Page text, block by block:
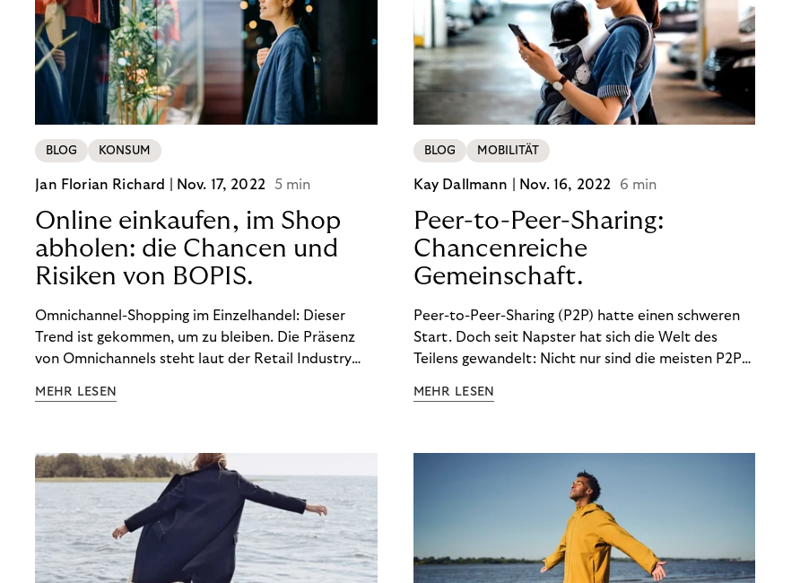
BLOG KONSUM
Jan Florian Richard | Nov. 17, 2022 5 min
Online einkaufen, im Shop
abholen: die Chancen und
Risiken von BOPIS.
Omnichannel-Shopping im Einzelhandel: Dieser
Trend ist gekommen, um zu bleiben. Die Präsenz
von Omnichannels steht laut der Retail Industry
nicht mehr verzichtet werden kann. Ein fester
online ein und holen die Ware im Shop ab. BOPIS
bietet zwar viele Vorteile, hat aber auch seinen
Preis. Potenzielle Betrugsfälle oder zusätzliche
Betriebskosten sind nur einige der Risiken. Ist es
das also wert? Wir stellen die Vor- und Nachteile
von BOPIS vor.
MEHR LESEN
BLOG MOBILITÄT
Kay Dallmann | Nov. 16, 2022 6 min
Peer-to-Peer-Sharing:
Chancenreiche
Gemeinschaft.
Peer-to-Peer-Sharing (P2P) hatte einen schweren
Start. Doch seit Napster hat sich die Welt des
Teilens gewandelt: Nicht nur sind die meisten P2P-
wird, hat sich geändert. Das bietet Unternehmen
MEHR LESEN